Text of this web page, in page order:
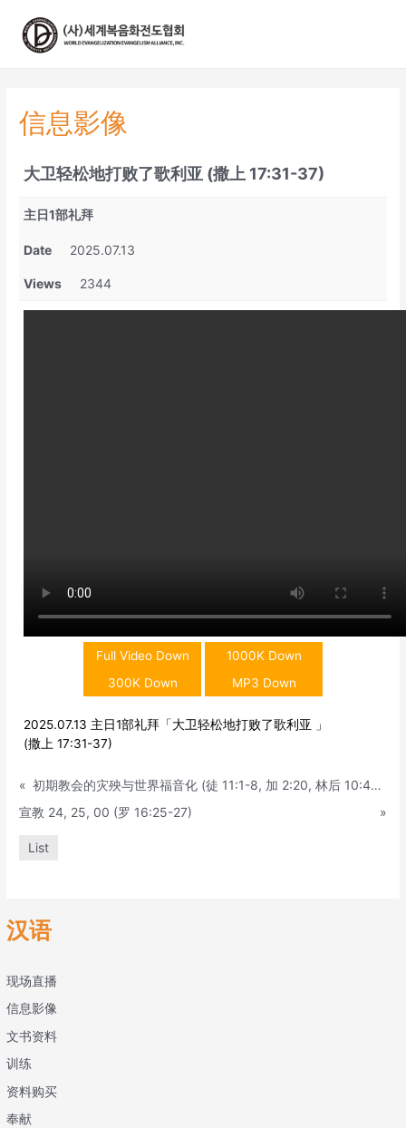
汉语
现场直播
信息影像
文书资料
训练
资料购买
奉献
信息影像
大卫轻松地打败了歌利亚 (撒上 17:31-37)
主日1部礼拜
Date 2025.07.13
Views 2344
Full Video Down
1000K Down
300K Down
MP3 Down
2025.07.13 主日1部礼拜「大卫轻松地打败了歌利亚 」
(撒上 17:31-37)
«
初期教会的灾殃与世界福音化 (徒 11:1-8, 加 2:20, 林后 10:4-5)
宣教 24, 25, 00 (罗 16:25-27)
»
List